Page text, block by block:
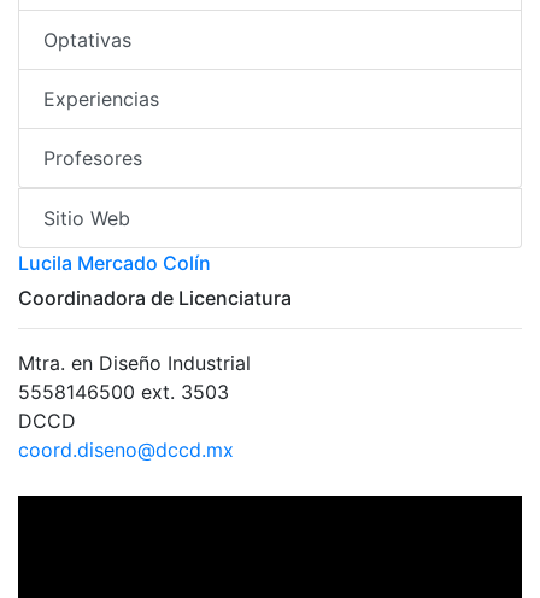
Optativas
Experiencias
Profesores
Sitio Web
Lucila Mercado Colín
Coordinadora de Licenciatura
Mtra. en Diseño Industrial
5558146500 ext. 3503
DCCD
coord.diseno@dccd.mx